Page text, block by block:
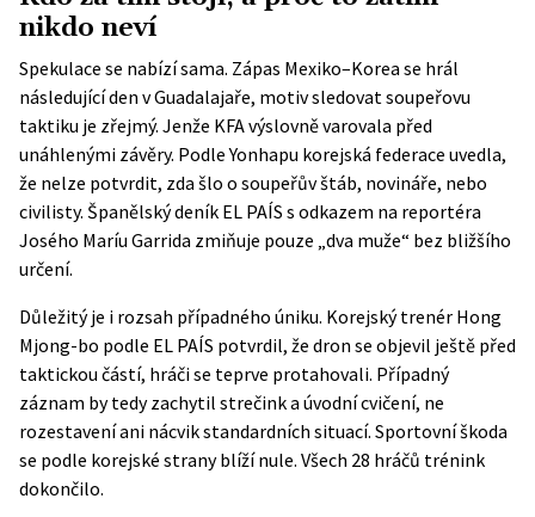
nikdo neví
Spekulace se nabízí sama. Zápas Mexiko–Korea se hrál
následující den v Guadalajaře, motiv sledovat soupeřovu
taktiku je zřejmý. Jenže KFA výslovně varovala před
unáhlenými závěry. Podle Yonhapu korejská federace uvedla,
že nelze potvrdit, zda šlo o soupeřův štáb, novináře, nebo
civilisty. Španělský deník EL PAÍS s odkazem na reportéra
Josého Maríu Garrida zmiňuje pouze „dva muže“ bez bližšího
určení.
Důležitý je i rozsah případného úniku. Korejský trenér Hong
Mjong-bo podle EL PAÍS potvrdil, že dron se objevil ještě před
taktickou částí, hráči se teprve protahovali. Případný
záznam by tedy zachytil strečink a úvodní cvičení, ne
rozestavení ani nácvik standardních situací. Sportovní škoda
se podle korejské strany blíží nule. Všech 28 hráčů trénink
dokončilo.